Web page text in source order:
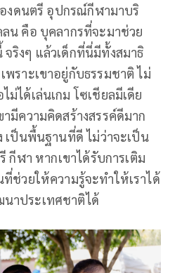
องดนตรี อุปกรณ์กีฬามาบริ
น คือ บุคลากรที่จะมาช่วย
ริงๆ แล้วเด็กที่นี่มีทั้งสมาธิ
พราะเขาอยู่กับธรรมชาติ ไม่
ได้เล่นเกม โซเชียลมีเดีย
ามีความคิดสร้างสรรค์ดีมาก
เป็นพื้นฐานที่ดี ไม่ว่าจะเป็น
กีฬา หากเขาได้รับการเติม
ช่วยให้ความรู้จะทำให้เราได้
าประเทศชาติได้